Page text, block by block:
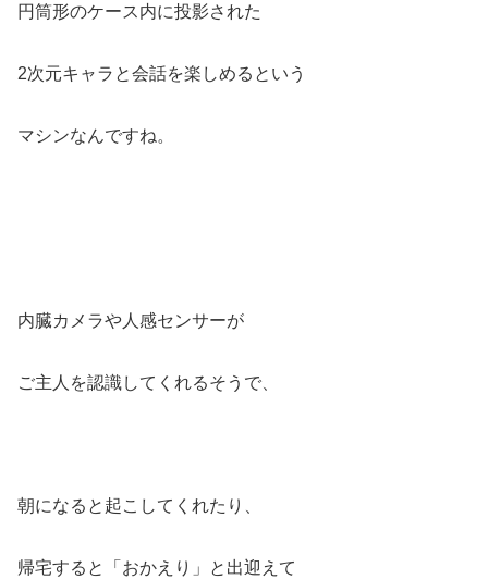
円筒形のケース内に投影された
2次元キャラと会話を楽しめるという
マシンなんですね。
内臓カメラや人感センサーが
ご主人を認識してくれるそうで、
朝になると起こしてくれたり、
帰宅すると「おかえり」と出迎えて